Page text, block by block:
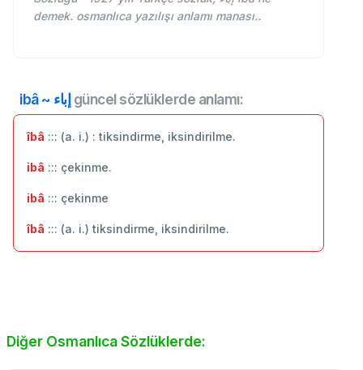
demek. osmanlıca yazılışı anlamı manası..
ibâ ~ إباء güncel sözlüklerde anlamı:
îbâ ::: (a. i.) : tiksindirme, iksindirilme.
ibâ ::: çekinme.
ibâ ::: çekinme
îbâ ::: (a. i.) tiksindirme, iksindirilme.
Diğer Osmanlıca Sözlüklerde: